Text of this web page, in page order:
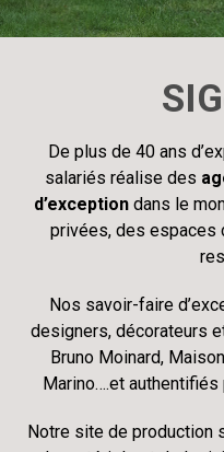
De plus de 40 ans
salariés réalise des
d’exceptiondans le
privées, des espaces
Nos savoir-faire
designers, décorateurs
Bruno Moinard,
Marino….et authentifiés
Notre site de production